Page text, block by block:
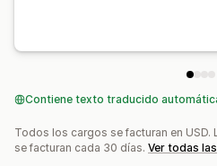
Contiene texto traducido
Todos los cargos se facturan en
se facturan cada 30 días. Ver todas